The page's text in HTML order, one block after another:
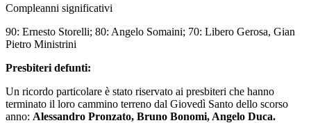
Compleanni significativi
90: Ernesto Storelli; 80: Angelo Somaini; 70: Libero Gerosa, Gian
Pietro Ministrini
Presbiteri defunti:
Un ricordo particolare è stato riservato ai presbiteri che hanno
terminato il loro cammino terreno dal Giovedì Santo dello scorso
anno: Alessandro Pronzato, Bruno Bonomi, Angelo Duca.